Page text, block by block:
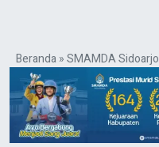
Beranda»SMAMDA Sidoarjo